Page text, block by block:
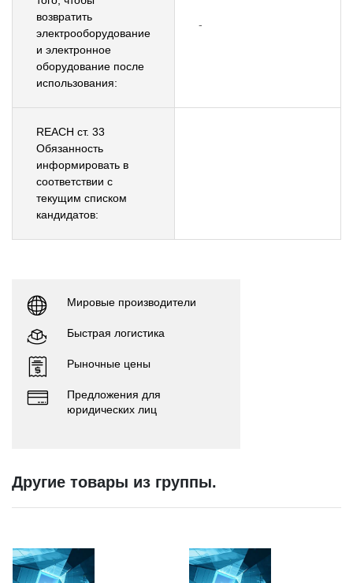
возвратить
электрооборудование
и электронное
оборудование после
использования:
-
REACH ст. 33
Обязанность
информировать в
соответствии с
текущим списком
кандидатов:
Мировые производители
Быстрая логистика
Рыночные цены
Предложения для
юридических лиц
Другие товары из группы.